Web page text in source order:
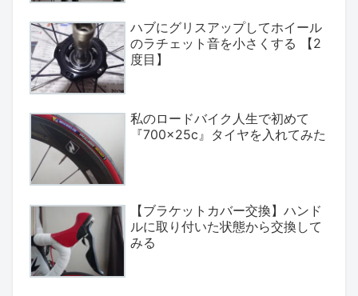
ハブにグリスアップしてホイール
のラチェット音を小さくする 【2
度目】
私のロードバイク人生で初めて
『700×25c』タイヤを入れてみた
【ブラケットカバー交換】ハンド
ルに取り付いた状態から交換して
みる